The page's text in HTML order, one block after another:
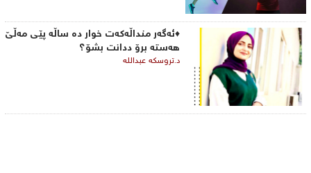
♦ئەگەر منداڵەکەت خوار دە ساڵە پێی مەڵێ
هەستە برۆ ددانت بشۆ؟
د.تروسکە عبداللە